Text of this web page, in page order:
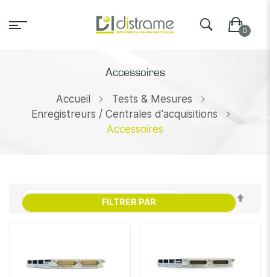
Accessoires
Accueil
Tests & Mesures
Enregistreurs / Centrales d'acquisitions
Accessoires
FILTRER PAR